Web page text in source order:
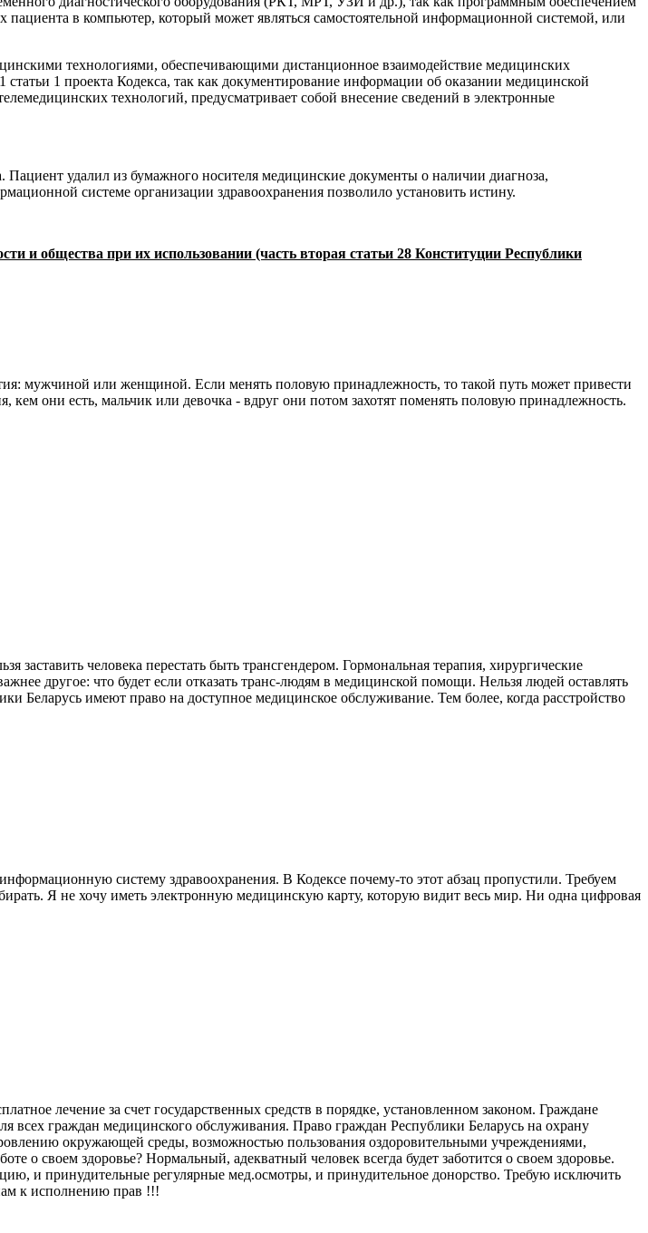
в компьютер, который может являться самостоятельной информационной системой, или
технологиями, обеспечивающими дистанционное взаимодействие медицинских
1 проекта Кодекса, так как документирование информации об оказании медицинской
технологий, предусматривает собой внесение сведений в электронные
Пациент удалил из бумажного носителя медицинские документы о наличии диагноза,
системе организации здравоохранения позволило установить истину.
и общества при их использовании (часть вторая статьи 28 Конституции Республики
мужчиной или женщиной. Если менять половую принадлежность, то такой путь может привести
кем они есть, мальчик или девочка - вдруг они потом захотят поменять половую принадлежность.
заставить человека перестать быть трансгендером. Гормональная терапия, хирургические
другое: что будет если отказать транс-людям в медицинской помощи. Нельзя людей оставлять
Беларусь имеют право на доступное медицинское обслуживание. Тем более, когда расстройство
систему здравоохранения. В Кодексе почему-то этот абзац пропустили. Требуем
Я не хочу иметь электронную медицинскую карту, которую видит весь мир. Ни одна цифровая
лечение за счет государственных средств в порядке, установленном законом. Граждане
всех граждан медицинского обслуживания. Право граждан Республики Беларусь на охрану
окружающей среды, возможностью пользования оздоровительными учреждениями,
своем здоровье? Нормальный, адекватный человек всегда будет заботится о своем здоровье.
и принудительные регулярные мед.осмотры, и принудительное донорство. Требую исключить
к исполнению прав !!!